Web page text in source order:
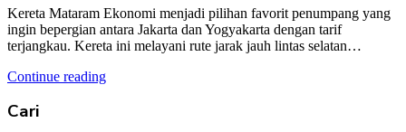
Kereta Mataram Ekonomi menjadi pilihan favorit penumpang yang
ingin bepergian antara Jakarta dan Yogyakarta dengan tarif
terjangkau. Kereta ini melayani rute jarak jauh lintas selatan…
Continue reading
Cari